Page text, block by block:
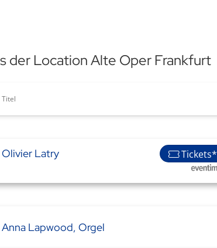
der Location Alte Oper Frankfurt
Titel
Olivier Latry Tickets*
Anna Lapwood, Orgel